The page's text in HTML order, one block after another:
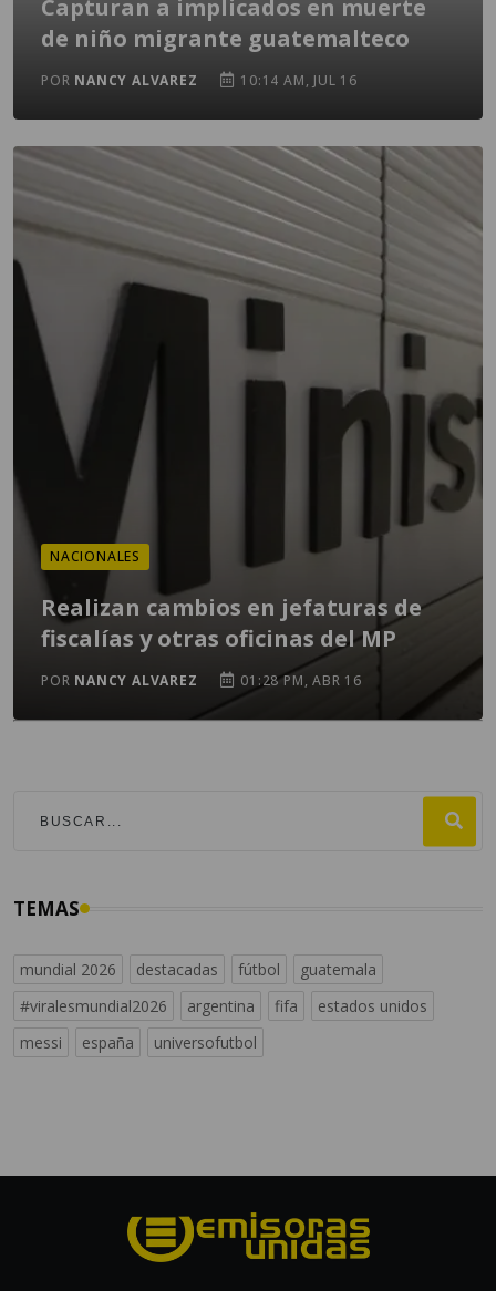
Capturan a implicados en muerte
de niño migrante guatemalteco
POR NANCY ALVAREZ 10:14 AM, JUL 16
NACIONALES
Realizan cambios en jefaturas de
fiscalías y otras oficinas del MP
POR NANCY ALVAREZ 01:28 PM, ABR 16
TEMAS
mundial 2026 destacadas fútbol
guatemala
#viralesmundial2026
argentina fifa
estados unidos
messi
españa universofutbol